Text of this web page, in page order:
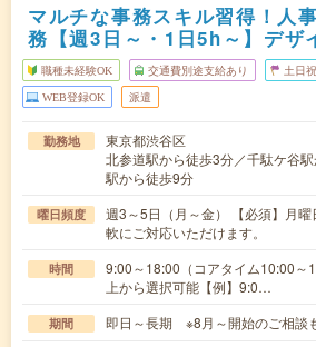
マルチな事務スキル習得！人
務【週3日～・1日5h～】デザ
職種未経験OK 交通費別途支給あり 土日
WEB登録OK 派遣
勤務地
東京都渋谷区
北参道駅から徒歩3分／千駄ケ谷
駅から徒歩9分
曜日頻度
週3～5日（月～金） 【必須】月
軟にご対応いただけます。
時間
9:00～18:00（コアタイム10:00～
上から選択可能【例】9:0…
期間 即日～長期 ※8月～開始のご相談